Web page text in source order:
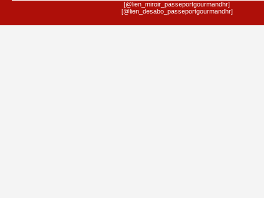
[@lien_miroir_passeportgourmandhr]
[@lien_desabo_passeportgourmandhr]